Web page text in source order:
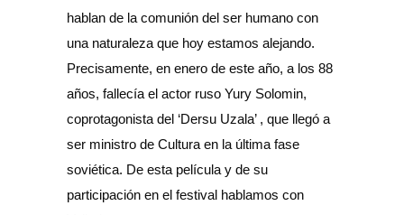
hablan de la comunión del ser humano con
una naturaleza que hoy estamos alejando.
Precisamente, en enero de este año, a los 88
años, fallecía el actor ruso Yury Solomin,
coprotagonista del ‘Dersu Uzala’ , que llegó a
ser ministro de Cultura en la última fase
soviética. De esta película y de su
participación en el festival hablamos con